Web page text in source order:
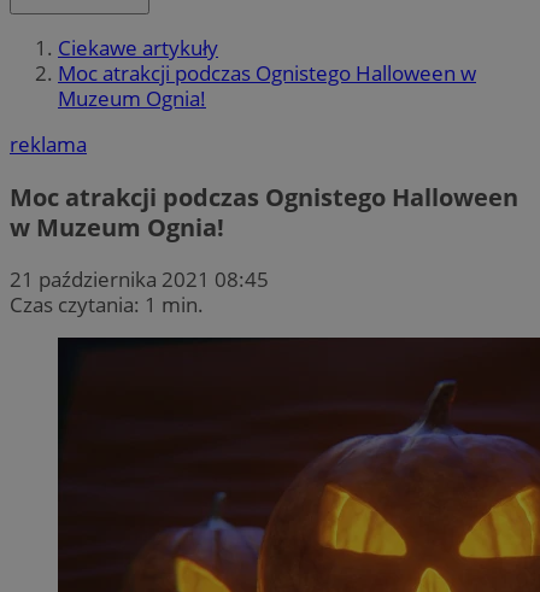
Ciekawe artykuły
Moc atrakcji podczas Ognistego Halloween w
Muzeum Ognia!
reklama
Moc atrakcji podczas Ognistego Halloween
w Muzeum Ognia!
21 października 2021 08:45
Czas czytania: 1 min.